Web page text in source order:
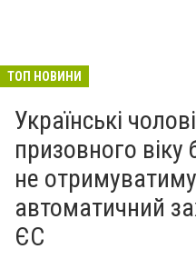
ТОП НОВИНИ
Українські
призовного віку
не
автоматичний
ЄС